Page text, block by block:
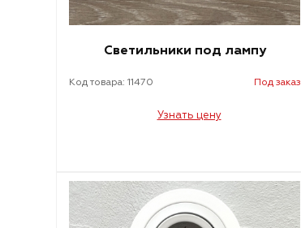
Светильники под лампу
Код товара: 11470 Под заказ
Узнать цену